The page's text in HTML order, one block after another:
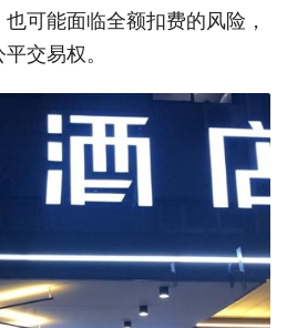
可能面临全额扣费的风险，
交易权。